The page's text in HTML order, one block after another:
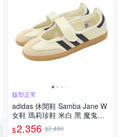
版型正常
adidas 休閒鞋 Samba Jane W
女鞋 瑪莉珍鞋 米白 黑 魔鬼氈
愛迪達 JR7338
$2,356 $2,480